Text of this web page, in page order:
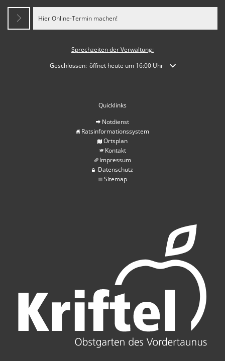
Hier Online-Termin machen!
Sprechzeiten der Verwaltung:
Klicken, um weitere Öffnungs- oder Schließzeiten
Geschlossen: öffnet heute um 16:00 Uhr
Quicklinks
Notdienst
Ratsinformationssystem
Ortsplan
Kontakt
Impressum
Datenschutz
Sitemap